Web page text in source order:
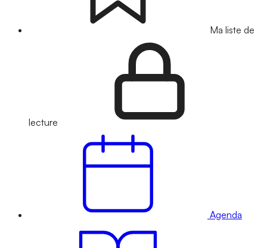
Ma liste de
lecture
Agenda